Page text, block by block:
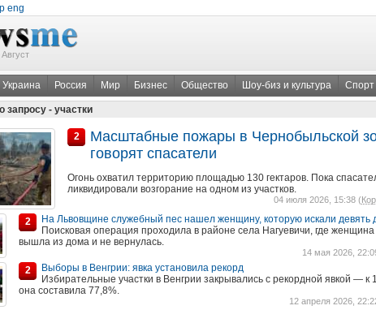
eng
Украина Россия Мир Бизнес Общество Шоу-биз и культура Спорт
запросу - участки
2
Масштабные пожары в Чернобыльской
говорят спасатели
Огонь охватил территорию площадью 130 гектаров. Пока
ликвидировали возгорание на одном из участков.
04 июля 2026, 15:38 (
2
На Львовщине служебный пес нашел женщину, которую искали девять
Поисковая операция проходила в районе села Нагуевичи, где
вышла из дома и не вернулась.
14 мая 2026,
2
Выборы в Венгрии: явка установила рекорд
Избирательные участки в Венгрии закрывались с рекордной явкой — к
она составила 77,8%.
12 апреля 2026,